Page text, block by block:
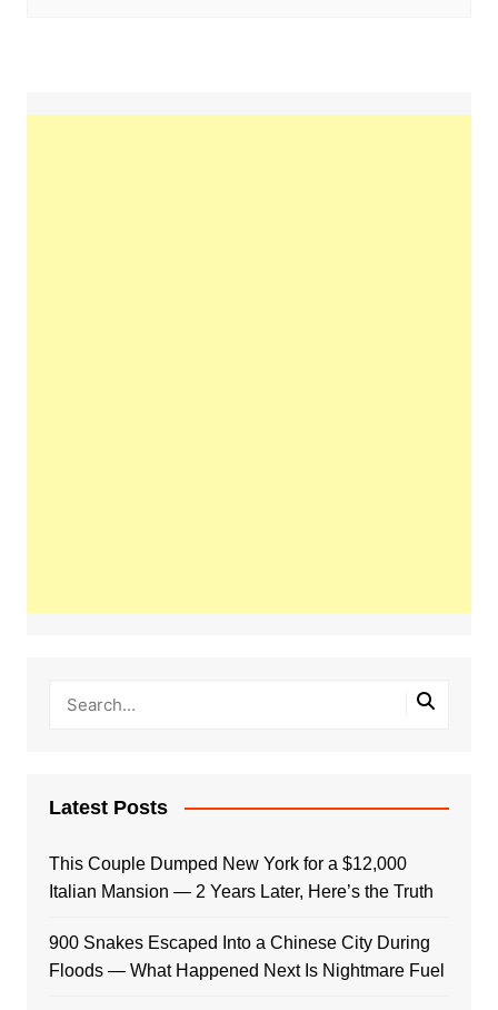
Latest Posts
This Couple Dumped New York for a $12,000
Italian Mansion — 2 Years Later, Here’s the Truth
900 Snakes Escaped Into a Chinese City During
Floods — What Happened Next Is Nightmare Fuel